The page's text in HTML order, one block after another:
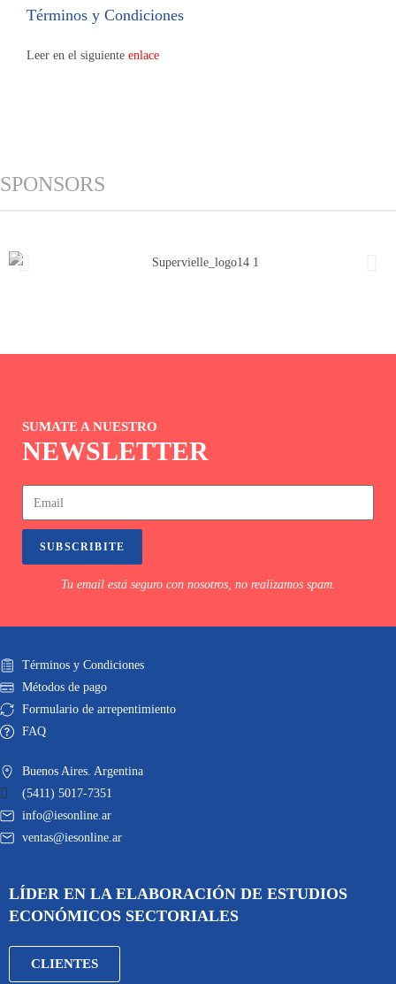
Términos y Condiciones
Leer en el siguiente enlace
SPONSORS
SUMATE A NUESTRO
NEWSLETTER
SUBSCRIBITE
Tu email está seguro con nosotros, no realizamos spam.
Términos y Condiciones
Métodos de pago
Formulario de arrepentimiento
FAQ
Buenos Aires. Argentina
(5411) 5017-7351
info@iesonline.ar
ventas@iesonline.ar
LÍDER EN LA ELABORACIÓN DE ESTUDIOS
ECONÓMICOS SECTORIALES
CLIENTES